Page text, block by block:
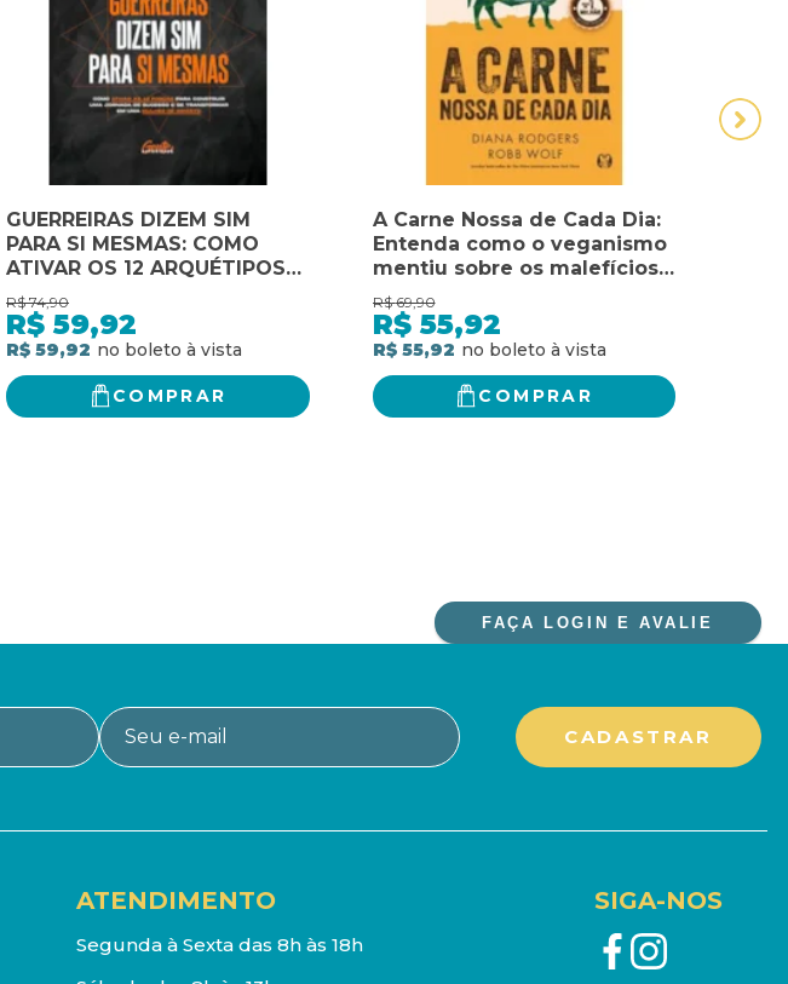
GUERREIRAS DIZEM SIM
PARA SI MESMAS: COMO
ATIVAR OS 12 ARQUÉTIPOS
FEMININOS PARA CONSTRUIR
UMA JORNADA DE SUCESSO
E SE TRANSFORMAR EM UMA
MULHER DE IMPACTO
R$ 74,90
R$ 59,92
R$ 59,92
COMPRAR
A Carne Nossa de Cada Dia:
Entenda como o veganismo
mentiu sobre os malefícios
da carne e descubra como
ela é boa para você e para o
planeta.
R$ 69,90
R$ 55,92
R$ 55,92
COMPRAR
FAÇA LOGIN E AVALIE
ATENDIMENTO
Segunda à Sexta das 8h às 18h
SIGA-NOS